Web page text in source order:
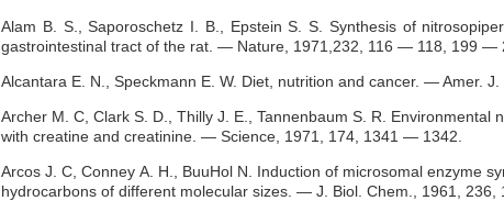
Alam В. S., Saporoschetz I. В., Epstein S. S. Synthesis of
gastrointestinal tract of the rat. — Nature, 1971,232, 116 — 118, 199 —
Alcantara E. N., Speckmann E. W. Diet, nutrition and cancer. — Amer.
Archer M. C, Clark S. D., Thilly J. E., Tannenbaum S. R. Environmental
with creatine and creatinine. — Science, 1971, 174, 1341 — 1342.
Arcos J. С, Conney А. Н., BuuHol N. Induction of microsomal enzyme
hydrocarbons of different molecular sizes. — J. Biol. Chem., 1961, 236,